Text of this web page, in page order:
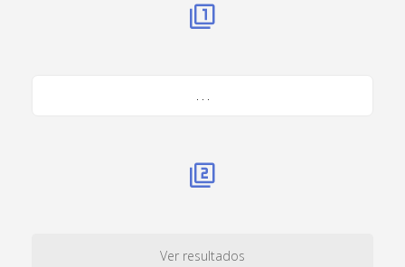
. . .
Ver resultados